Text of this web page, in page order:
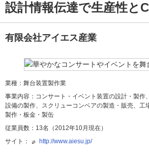
設計情報伝達で生産性と
有限会社アイエス産業
業種
舞台装置製作業
事業内容
コンサート・イベント装置の設計・製作
設備の製作、スクリューコンベアの製造・販売、工
製作・板金・製缶
従業員数
13名（2012年10月現在）
サイト
http://www.aiesu.jp/